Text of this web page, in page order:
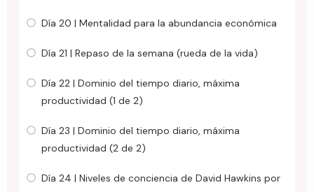
Día 20 | Mentalidad para la abundancia económica
Día 21 | Repaso de la semana (rueda de la vida)
Día 22 | Dominio del tiempo diario, máxima
productividad (1 de 2)
Día 23 | Dominio del tiempo diario, máxima
productividad (2 de 2)
Día 24 | Niveles de conciencia de David Hawkins por